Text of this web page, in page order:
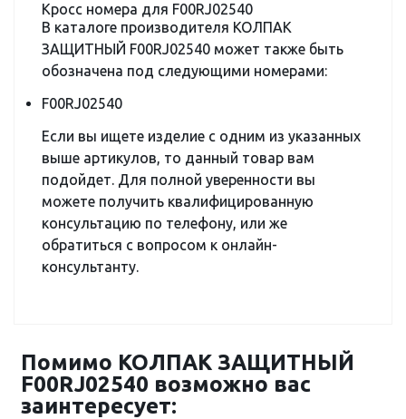
Кросс номера для F00RJ02540
В каталоге производителя КОЛПАК
ЗАЩИТНЫЙ F00RJ02540 может также быть
обозначена под следующими номерами:
F00RJ02540
Если вы ищете изделие с одним из указанных
выше артикулов, то данный товар вам
подойдет. Для полной уверенности вы
можете получить квалифицированную
консультацию по телефону, или же
обратиться с вопросом к онлайн-
консультанту.
Помимо КОЛПАК ЗАЩИТНЫЙ
F00RJ02540 возможно вас
заинтересует: